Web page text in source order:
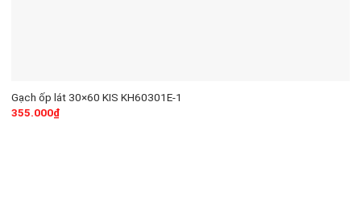
Gạch ốp lát 30×60 KIS KH60301E-1
355.000₫